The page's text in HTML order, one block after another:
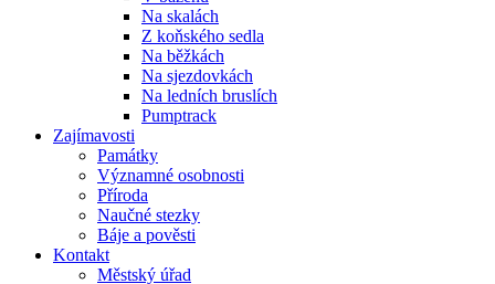
Na skalách
Z koňského sedla
Na běžkách
Na sjezdovkách
Na ledních bruslích
Pumptrack
Zajímavosti
Památky
Významné osobnosti
Příroda
Naučné stezky
Báje a pověsti
Kontakt
Městský úřad